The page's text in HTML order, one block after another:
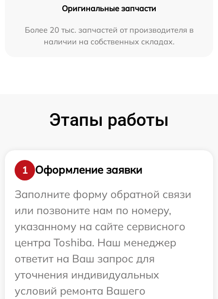
Оригинальные запчасти
Более 20 тыс. запчастей от производителя в
наличии на собственных складах.
Этапы работы
1
Оформление заявки
Заполните форму обратной связи
или позвоните нам по номеру,
указанному на сайте сервисного
центра Toshiba. Наш менеджер
ответит на Ваш запрос для
уточнения индивидуальных
условий ремонта Вашего